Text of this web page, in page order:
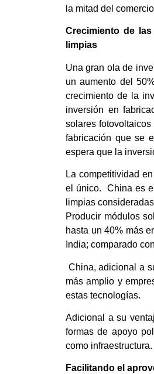
la mitad del
Crecimiento de
limpias
Una gran ola de
un aumento del
crecimiento de la
inversión en
solares
fabricación que se
espera que la
La competitividad
el único. China es
limpias
Producir módulos
hasta un 40% más
India; comparado
China, adicional a
más amplio y
estas tecnologías.
Adicional a su
formas de apoyo
como infraestructura.
Facilitando el